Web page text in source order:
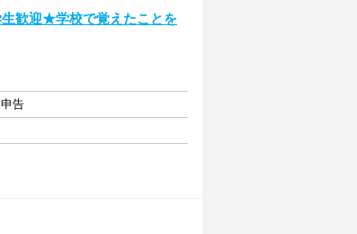
歓迎★学校で覚えたことを
告